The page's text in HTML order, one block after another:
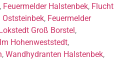
, Feuermelder Halstenbek, Flucht
, Feuermelder
Groß Borstel ,
Hohenweststedt,
, Wandhydranten Halstenbek,